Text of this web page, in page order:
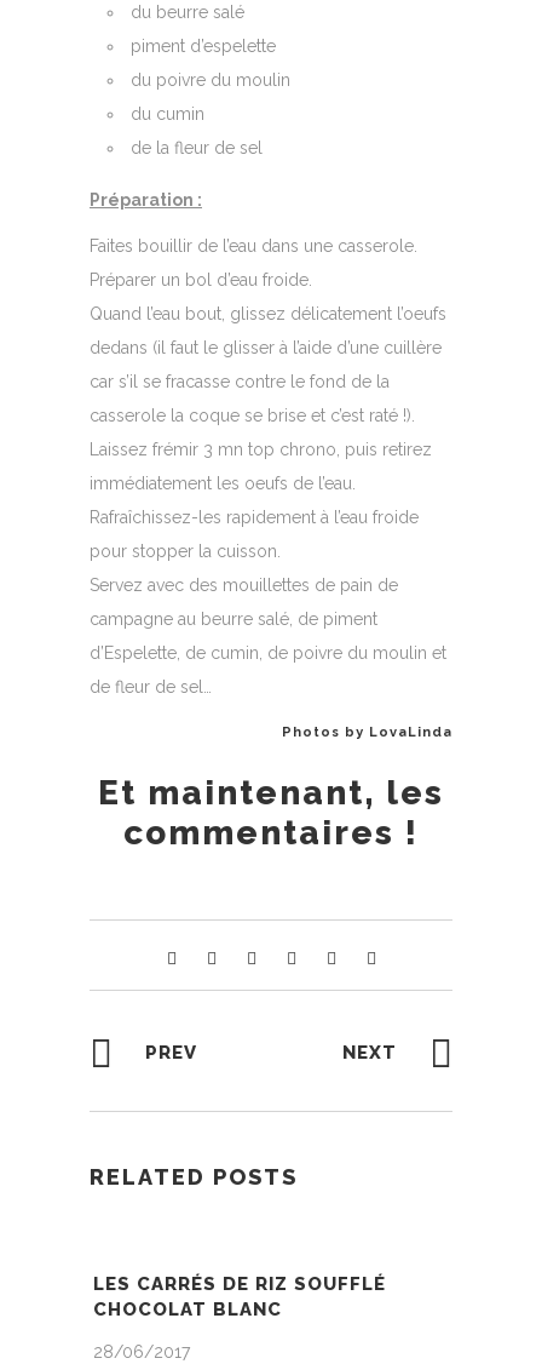
du beurre salé
piment d’espelette
du poivre du moulin
du cumin
de la fleur de sel
Préparation :
Faites bouillir de l’eau dans une casserole.
Préparer un bol d’eau froide.
Quand l’eau bout, glissez délicatement l’oeufs
dedans (il faut le glisser à l’aide d’une cuillère
car s’il se fracasse contre le fond de la
casserole la coque se brise et c’est raté !).
Laissez frémir 3 mn top chrono, puis retirez
immédiatement les oeufs de l’eau.
Rafraîchissez-les rapidement à l’eau froide
pour stopper la cuisson.
Servez avec des mouillettes de pain de
campagne au beurre salé, de piment
d’Espelette, de cumin, de poivre du moulin et
de fleur de sel…
Photos by LovaLinda
Et maintenant, les
commentaires !
PREV NEXT
RELATED POSTS
LES CARRÉS DE RIZ SOUFFLÉ
CHOCOLAT BLANC
28/06/2017